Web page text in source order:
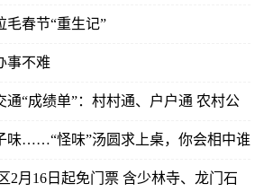
毛春节“重生记”
事不难
通“成绩单”：村村通、户户通 农村公
味……“怪味”汤圆求上桌，你会相中谁
2月16日起免门票 含少林寺、龙门石